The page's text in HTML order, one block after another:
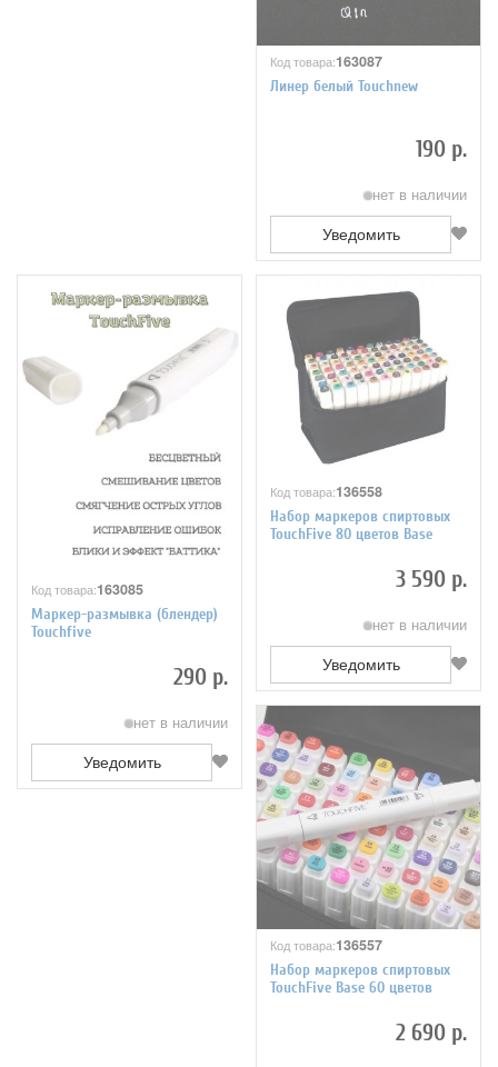
Код товара:163087
Линер белый Touchnew
190 р.
нет в наличии
Уведомить
Код товара:163085
Маркер-размывка (блендер)
Touchfive
290 р.
нет в наличии
Уведомить
Код товара:136558
Набор маркеров спиртовых
TouchFive 80 цветов Base
3 590 р.
нет в наличии
Уведомить
Код товара:136557
Набор маркеров спиртовых
TouchFive Base 60 цветов
2 690 р.